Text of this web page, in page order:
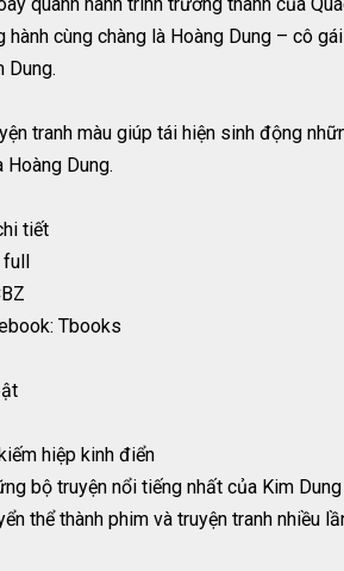
quanh hành trình trưởng thành của
hành cùng chàng là Hoàng Dung – cô
Dung.
tranh màu giúp tái hiện sinh động
Hoàng Dung.
tiết
Tbooks
hiệp kinh điển
bộ truyện nổi tiếng nhất của Kim Dung
thể thành phim và truyện tranh nhiều